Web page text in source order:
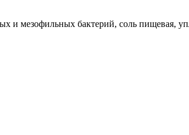
и мезофильных бактерий, соль пищевая,